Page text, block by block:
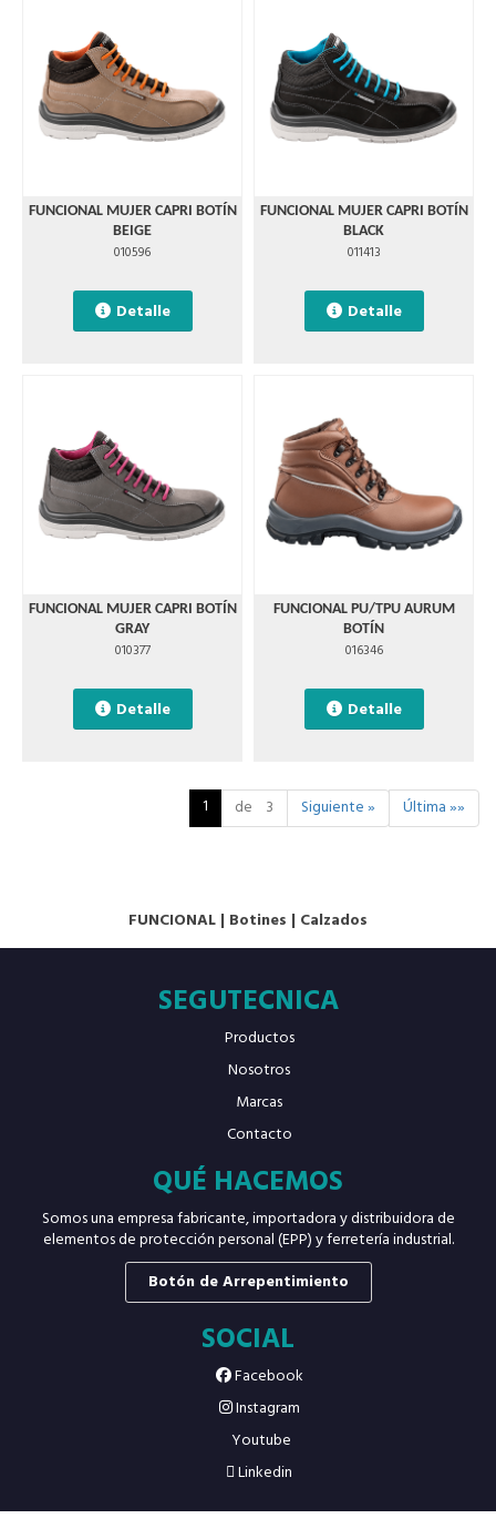
FUNCIONAL MUJER CAPRI BOTÍN
BEIGE
010596
Detalle
FUNCIONAL MUJER CAPRI BOTÍN
BLACK
011413
Detalle
FUNCIONAL MUJER CAPRI BOTÍN
GRAY
010377
Detalle
FUNCIONAL PU/TPU AURUM
BOTÍN
016346
Detalle
1 de 3 Siguiente » Última »»
FUNCIONAL | Botines | Calzados
SEGUTECNICA
Productos
Nosotros
Marcas
Contacto
QUÉ HACEMOS
Somos una empresa fabricante, importadora y distribuidora de
elementos de protección personal (EPP) y ferretería industrial.
Botón de Arrepentimiento
SOCIAL
Facebook
Instagram
Youtube
Linkedin